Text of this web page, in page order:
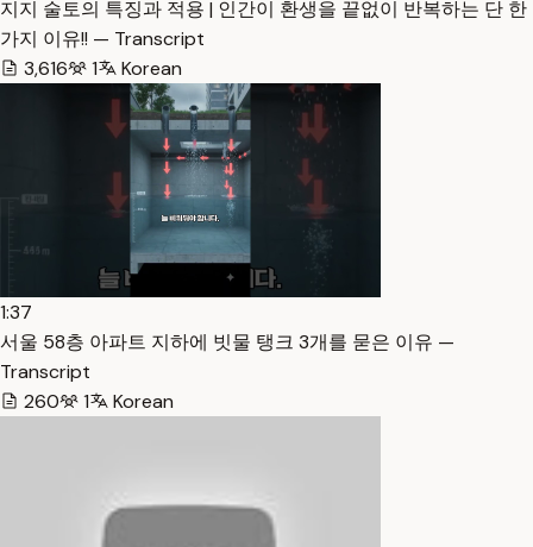
지지 술토의 특징과 적용 | 인간이 환생을 끝없이 반복하는 단 한
가지 이유!! — Transcript
3,616
1 Korean
1:37
서울 58층 아파트 지하에 빗물 탱크 3개를 묻은 이유 —
Transcript
260
1 Korean